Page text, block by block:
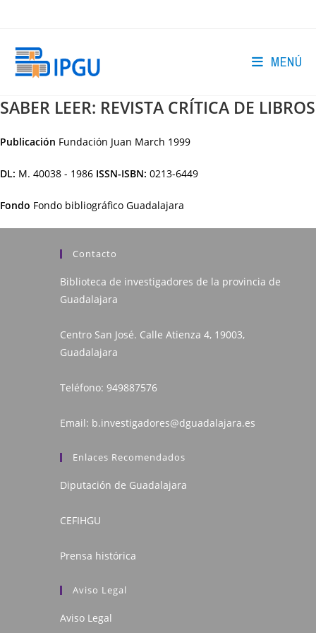
MENÚ
SABER LEER: REVISTA CRÍTICA DE LIBROS
Publicación Fundación Juan March 1999
DL: M. 40038 - 1986 ISSN-ISBN: 0213-6449
Fondo Fondo bibliográfico Guadalajara
Contacto
Biblioteca de investigadores de la provincia de
Guadalajara
Centro San José. Calle Atienza 4, 19003,
Guadalajara
Teléfono: 949887576
Email: b.investigadores@dguadalajara.es
Enlaces Recomendados
Diputación de Guadalajara
CEFIHGU
Prensa histórica
Aviso Legal
Aviso Legal